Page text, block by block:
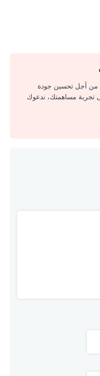
من أجل تحسين جودة
تجربة مساهمتك، ندعوك